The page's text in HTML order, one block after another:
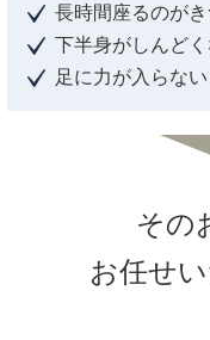
長時間座るのが
下半身がしんど
足に力が入らな
その
お任せ